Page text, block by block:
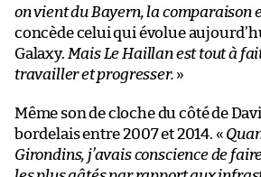
on vient du Bayern, la comparaison
concède celui qui évolue
Galaxy. Mais Le Haillan est tout à
travailler et progresser. »
Même son de cloche du côté de
bordelais entre 2007 et 2014. «
Girondins, j’avais conscience de